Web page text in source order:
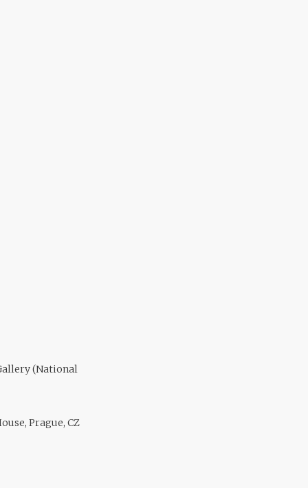
(National
Prague, CZ